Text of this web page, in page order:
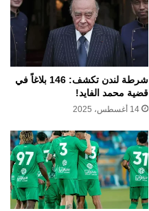
شرطة لندن تكشف: 146 بلاغاً في
قضية محمد الفايد!
14 أغسطس، 2025